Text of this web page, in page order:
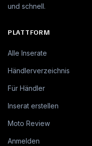
und schnell.
PLATTFORM
Alle Inserate
Händlerverzeichnis
Für Händler
Inserat erstellen
Moto Review
Anmelden